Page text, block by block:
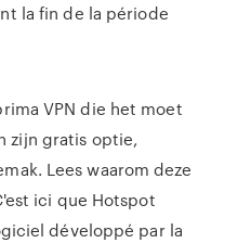
la fin de la période
VPN die het moet
zijn gratis optie,
Lees waarom deze
ici que Hotspot
développé par la